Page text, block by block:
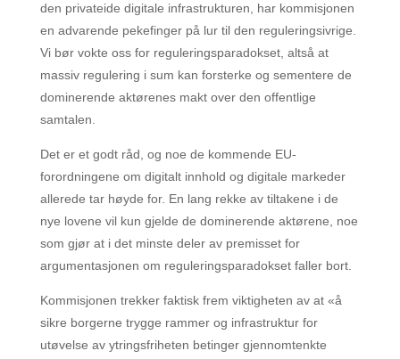
den privateide digitale infrastrukturen, har kommisjonen
en advarende pekefinger på lur til den reguleringsivrige.
Vi bør vokte oss for reguleringsparadokset, altså at
massiv regulering i sum kan forsterke og sementere de
dominerende aktørenes makt over den offentlige
samtalen.
Det er et godt råd, og noe de kommende EU-
forordningene om digitalt innhold og digitale markeder
allerede tar høyde for. En lang rekke av tiltakene i de
nye lovene vil kun gjelde de dominerende aktørene, noe
som gjør at i det minste deler av premisset for
argumentasjonen om reguleringsparadokset faller bort.
Kommisjonen trekker faktisk frem viktigheten av at «å
sikre borgerne trygge rammer og infrastruktur for
utøvelse av ytringsfriheten betinger gjennomtenkte